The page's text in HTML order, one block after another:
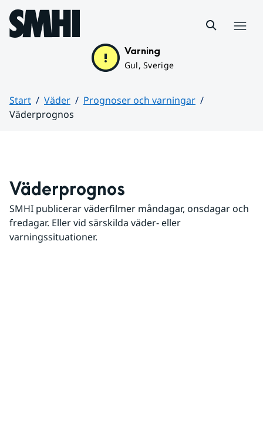
Hoppa till sidans innehåll
Varning
Gul, Sverige
Start Väder
Prognoser och varningar
Väderprognos
Väderprognos
SMHI publicerar väderfilmer måndagar, onsdagar och
fredagar. Eller vid särskilda väder- eller
varningssituationer.